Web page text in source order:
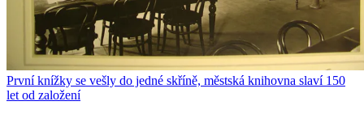
První knížky se vešly do jedné skříně, městská knihovna slaví 150
let od založení